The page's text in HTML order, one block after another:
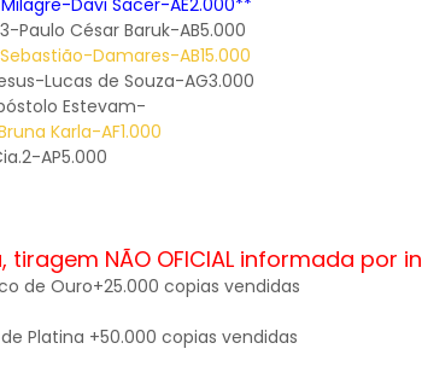
Davi Sacer-AE2.000**
Paulo César Baruk-AB5.000
Damares-AB15.000
Lucas de Souza-AG3.000
Estevam-
Karla-AF1.000
AP5.000
NÃO OFICIAL informada por
de Ouro+25.000 copias vendidas
Platina +50.000 copias vendidas